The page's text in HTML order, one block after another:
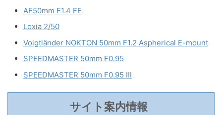
AF50mm F1.4 FE
Loxia 2/50
Voigtländer NOKTON 50mm F1.2 Aspherical E-mount
SPEEDMASTER 50mm F0.95
SPEEDMASTER 50mm F0.95 III
サイト案内情報